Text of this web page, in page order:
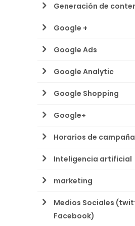
Generación de
Google +
Google Ads
Google Analytic
Google Shopping
Google+
Horarios de
Inteligencia artificial
marketing
Medios Sociales
Facebook)